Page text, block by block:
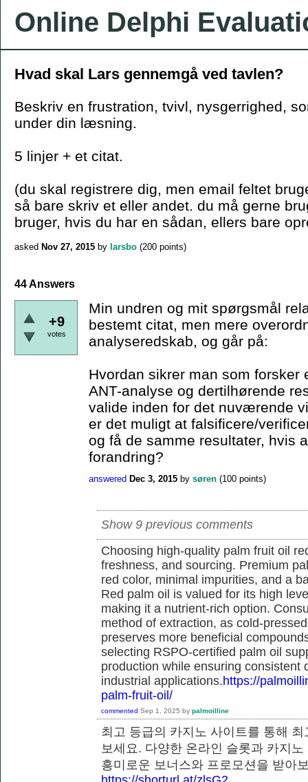
Online Delphi
Hvad skal Lars gennemgå ved tavlen?
Beskriv en frustration, tvivl, nysgerrighed,
under din læsning.
5 linjer + et citat.
(du skal registrere dig, men email feltet
så bare skriv et eller andet. du må gerne
bruger, hvis du har en sådan, ellers bare
asked Nov 27, 2015 by larsbo (200 points)
44 Answers
+9
votes
Min undren og mit spørgsmål
bestemt citat, men mere
analyseredskab, og går på:
Hvordan sikrer man som forsker
ANT-analyse og dertilhørende
valide inden for det nuværende
er det muligt at falsificere/
og få de samme resultater, hvis
forandring?
answered Dec 3, 2015 by søren (100 points)
Show 9 previous comments
Choosing high-quality palm fruit oil
freshness, and sourcing. Premium
red color, minimal impurities, and a
Red palm oil is valued for its high
making it a nutrient-rich option.
method of extraction, as cold-
preserves more beneficial
selecting RSPO-certified palm oil
production while ensuring consistent
industrial applications.https://
palm-fruit-oil/
commented Sep 1, 2025 by palmoilline
최고 등급의 카지노 사이트를 통해
보세요. 다양한 온라인 슬롯과 카지
흥미로운 보너스와 프로모션을 받